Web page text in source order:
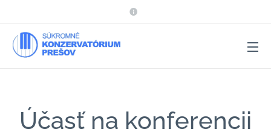
Účasť na konferencii